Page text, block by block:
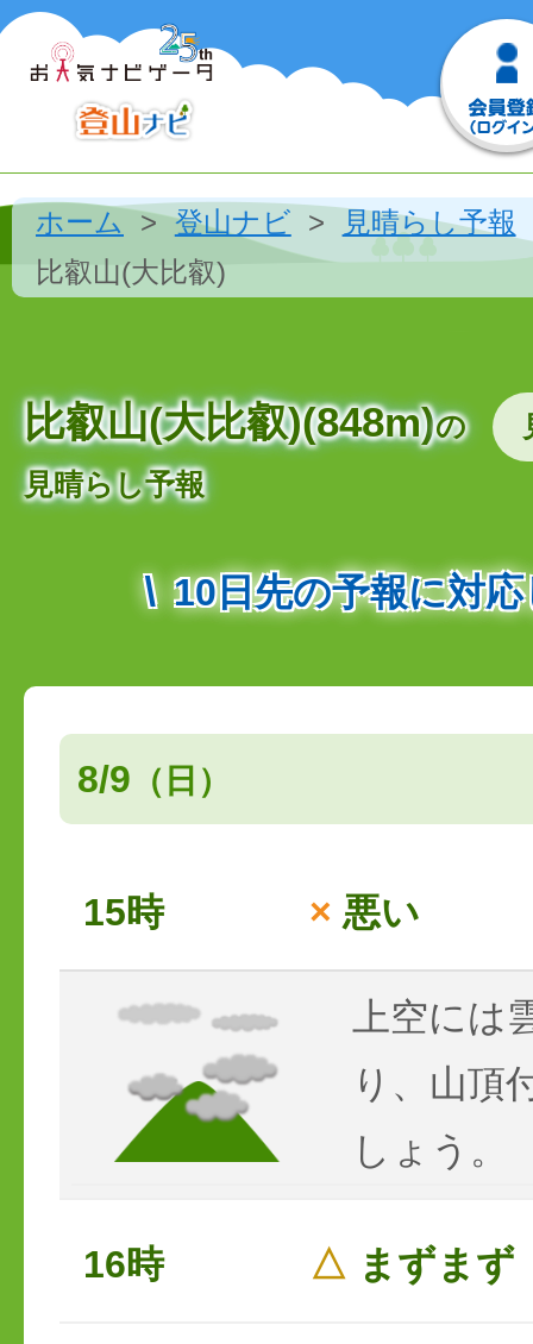
ホーム 登山ナビ
見晴らし予報
比叡山(大比叡)
比叡山(大比叡)(848m)の
見晴らし予報
10日先の予報に対
8/9 （日）
15時 × 悪い
上空には
り、山頂
しょう。
16時 △ まずまず